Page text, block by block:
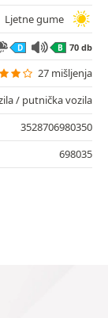
Ljetne gume
D B 70 db
27 mišljenja
/ putnička vozila
3528706980350
698035